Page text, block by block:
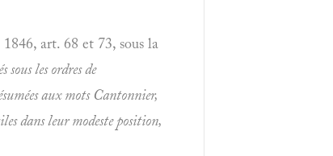
art. 68 et 73, sous la
sous les ordres de
aux mots Cantonnier,
dans leur modeste position,